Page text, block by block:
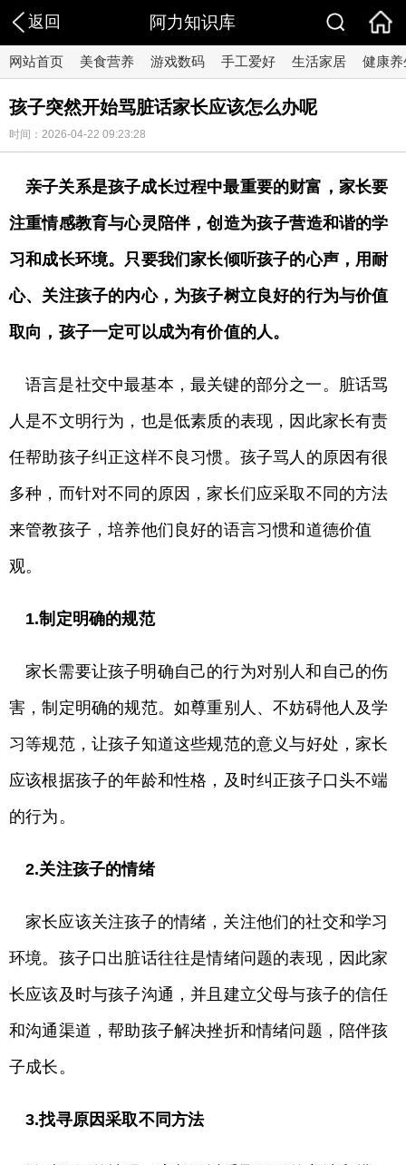
返回 阿力知识库
网站首页 美食营养 游戏数码 手工爱好 生活家居 健康养
孩子突然开始骂脏话家长应该怎么办呢
时间：2026-04-22 09:23:28
亲子关系是孩子成长过程中最重要的财富，家长要
注重情感教育与心灵陪伴，创造为孩子营造和谐的学
习和成长环境。只要我们家长倾听孩子的心声，用耐
心、关注孩子的内心，为孩子树立良好的行为与价值
取向，孩子一定可以成为有价值的人。
语言是社交中最基本，最关键的部分之一。脏话骂
人是不文明行为，也是低素质的表现，因此家长有责
任帮助孩子纠正这样不良习惯。孩子骂人的原因有很
多种，而针对不同的原因，家长们应采取不同的方法
来管教孩子，培养他们良好的语言习惯和道德价值
观。
1.制定明确的规范
家长需要让孩子明确自己的行为对别人和自己的伤
害，制定明确的规范。如尊重别人、不妨碍他人及学
习等规范，让孩子知道这些规范的意义与好处，家长
应该根据孩子的年龄和性格，及时纠正孩子口头不端
的行为。
2.关注孩子的情绪
家长应该关注孩子的情绪，关注他们的社交和学习
环境。孩子口出脏话往往是情绪问题的表现，因此家
长应该及时与孩子沟通，并且建立父母与孩子的信任
和沟通渠道，帮助孩子解决挫折和情绪问题，陪伴孩
子成长。
3.找寻原因采取不同方法